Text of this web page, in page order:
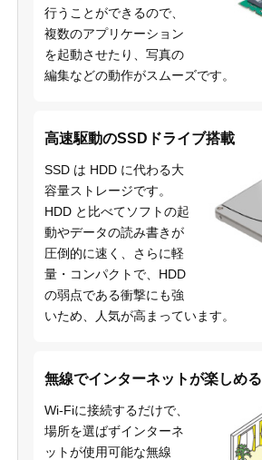
行うことができるので、
複数のアプリケーション
を起動させたり、写真の
編集などの動作がスムーズです。
高速駆動のSSDドライブ搭載
SSD は HDD に代わる大
容量ストレージです。
HDD と比べてソフトの起
動やデータの読み書きが
圧倒的に速く、さらに軽
量・コンパクトで、HDD
の弱点である衝撃にも強
いため、人気が高まっています。
無線でインターネットが楽しめる
Wi-Fiに接続するだけで、
場所を選ばずインターネ
ットが使用可能な無線